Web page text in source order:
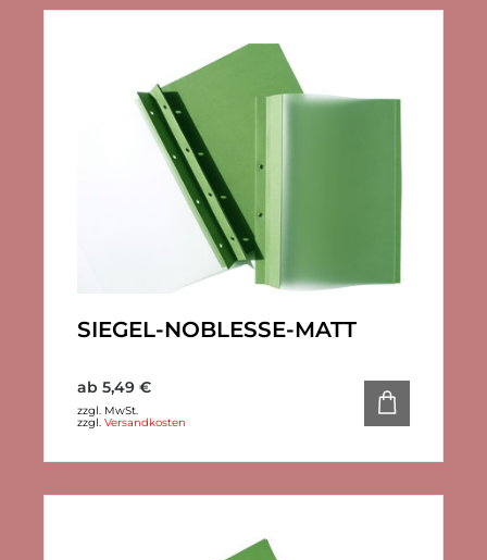
SIEGEL-NOBLESSE-MATT
ab 5,49 €
zzgl. MwSt.
zzgl. Versandkosten